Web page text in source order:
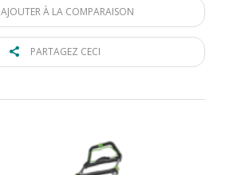
AJOUTER À LA COMPARAISON
PARTAGEZ CECI